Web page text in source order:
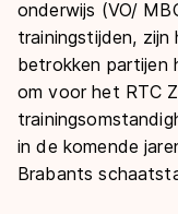
onderwijs (VO/
trainingstijden,
betrokken partijen
om voor het RTC
in de komende
Brabants